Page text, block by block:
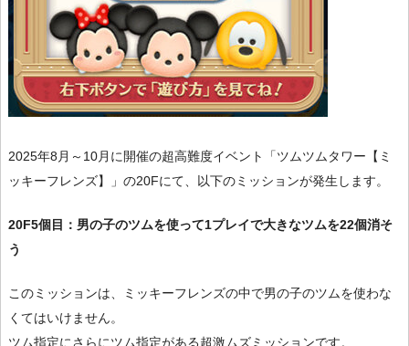
2025年8月～10月に開催の超高難度イベント「ツムツムタワー【ミ
ッキーフレンズ】」の20Fにて、以下のミッションが発生します。
20F5個目：男の子のツムを使って1プレイで大きなツムを22個消そ
う
このミッションは、ミッキーフレンズの中で男の子のツムを使わな
くてはいけません。
ツム指定にさらにツム指定がある超激ムズミッションです。